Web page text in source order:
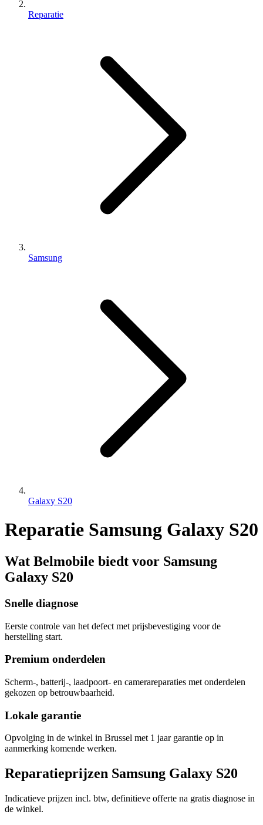
Reparatie
Samsung
Galaxy S20
Reparatie Samsung Galaxy S20
Wat Belmobile biedt voor Samsung
Galaxy S20
Snelle diagnose
Eerste controle van het defect met prijsbevestiging voor de
herstelling start.
Premium onderdelen
Scherm-, batterij-, laadpoort- en camerareparaties met onderdelen
gekozen op betrouwbaarheid.
Lokale garantie
Opvolging in de winkel in Brussel met 1 jaar garantie op in
aanmerking komende werken.
Reparatieprijzen Samsung Galaxy S20
Indicatieve prijzen incl. btw, definitieve offerte na gratis diagnose in
de winkel.